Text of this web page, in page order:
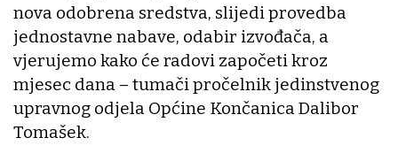
nova odobrena sredstva, slijedi provedba
jednostavne nabave, odabir izvođača, a
vjerujemo kako će radovi započeti kroz
mjesec dana – tumači pročelnik jedinstvenog
upravnog odjela Općine Končanica Dalibor
Tomašek.